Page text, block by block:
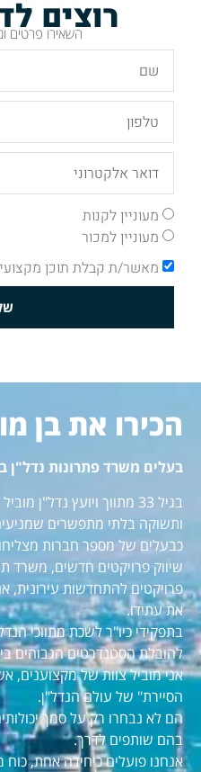
רוצים
השאירו פרטים
מעוניין לקנות
מעוניין למכור
מאשר/ת קבלת תוכן מקצועי
הכירו את בן
בעלים משרד פתרונות נדל"ן
בגיל 33 מתווך ויועץ
ותשוקה בלתי מתפשרים
כבעלים של מספר חברות
שיווק פרויקטים חדשים, משרד
פרויקטים להתחדשות
את עתידו.
בתפקידי כיו"ר לשכת מתווכי
להובלת הסטנדרטים הגבוהים
אני מוביל צוות של
הסיירת" של עולם הנדל"ן.
הם לא נבחרו רק על סמך
בהם שותפים לדרך.
אנחנו פועלים כיחידה אחת, כוח